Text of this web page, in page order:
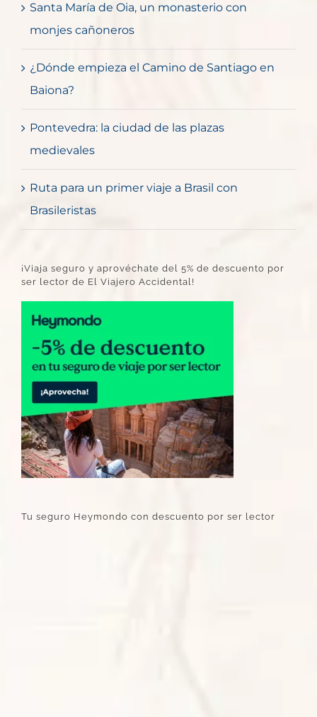
Santa María de Oia, un monasterio con
monjes cañoneros
¿Dónde empieza el Camino de Santiago en
Baiona?
Pontevedra: la ciudad de las plazas
medievales
Ruta para un primer viaje a Brasil con
Brasileristas
¡Viaja seguro y aprovéchate del 5% de descuento por
ser lector de El Viajero Accidental!
Tu seguro Heymondo con descuento por ser lector